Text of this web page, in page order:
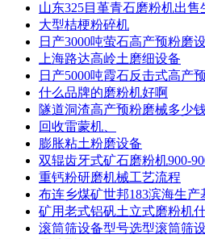
山东325目堇青石磨粉机出售
大型桔梗粉碎机
日产3000吨萤石高产预粉磨
上海路达高岭土磨细设备
日产5000吨霞石反击式高产
什么品牌的磨粉机好啊
隧道洞渣高产预粉磨械多少
回收雷蒙机、
膨胀粘土粉磨设备
双辊齿牙式矿石磨粉机900-
重钙粉研磨机械工艺流程
布连乡煤矿世邦183滨海生产
矿用老式铝矾土立式磨粉机
滚筒筛设备型号选型滚筒筛